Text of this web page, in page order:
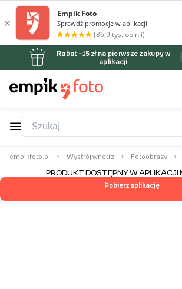
Rabat –15 zł na pierwsze zakupy w
aplikacji
empikfoto.pl Wystrój wnętrz Fotoobrazy
PRODUKT DOSTĘPNY W APLIKACJI
Pobierz aplikację